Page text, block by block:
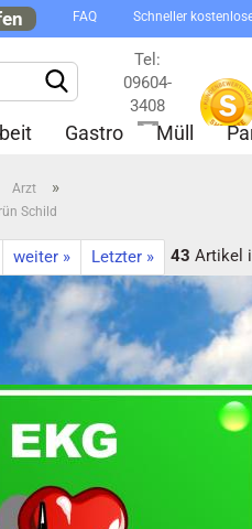
FAQ Schneller
Tel:
09604-
3408
Gastro Müll
Arzt »
Schild
weiter » Letzter » 43 Artikel